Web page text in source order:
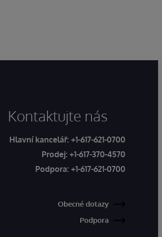
Kontaktujte nás
Hlavní kancelář: +1-617-621-0700
Prodej: +1-617-370-4570
Podpora: +1-617-621-0700
Obecné dotazy
Podpora